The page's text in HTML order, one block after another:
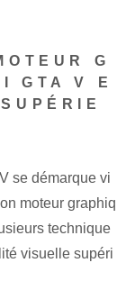
G
GTA V E
se démarque vi
moteur graphiq
technique
visuelle supéri